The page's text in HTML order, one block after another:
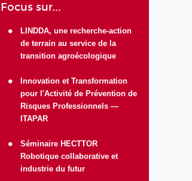
Focus sur...
LINDDA, une recherche-action
de terrain au service de la
transition agroécologique
Innovation et Transformation
pour l'Activité de Prévention de
Risques Professionnels —
ITAPAR
Séminaire HECTTOR
Robotique collaborative et
industrie du futur